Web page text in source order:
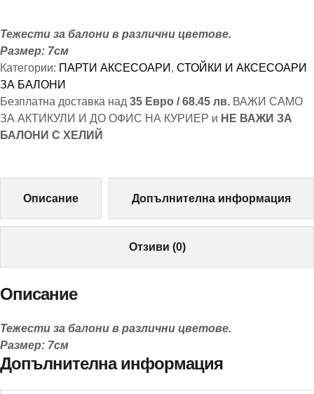
Тежести за балони в различни цветове.
Размер: 7см
Категории: ПАРТИ АКСЕСОАРИ , СТОЙКИ И АКСЕСОАРИ
ЗА БАЛОНИ
Безплатна доставка над 35 Евро / 68.45 лв. ВАЖИ САМО
ЗА АКТИКУЛИ И ДО ОФИС НА КУРИЕР и НЕ ВАЖИ ЗА
БАЛОНИ С ХЕЛИЙ
Описание Допълнителна информация
Отзиви (0)
Описание
Тежести за балони в различни цветове.
Размер: 7см
Допълнителна информация